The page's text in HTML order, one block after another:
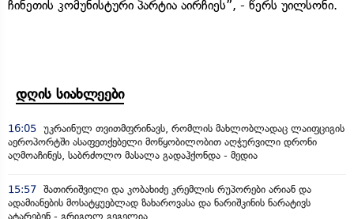
ჩინეთის კომუნისტური პარტია აირჩიეს”, - წერს უილსონი.
დღის სიახლეები
16:05 უკრაინულ თვითმფრინავს, რომლის მახლობლადაც ლაიფციგის
აეროპორტში ასაფეთქებელი მოწყობილობით აღჭურვილი დრონი
აღმოაჩინეს, საბრძოლო მასალა გადაჰქონდა - მედია
15:57 შათირიშვილი და კობახიძე კრემლის რუპორები არიან და
ადამიანების მოსატყუებლად ზახაროვასა და ნარიშკინის ნარატივს
ატარებენ - გრიგოლ გეგელია